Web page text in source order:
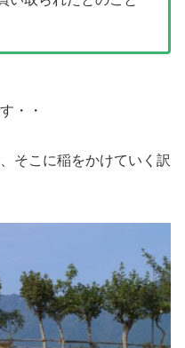
・・
そこに稲をかけていく訳